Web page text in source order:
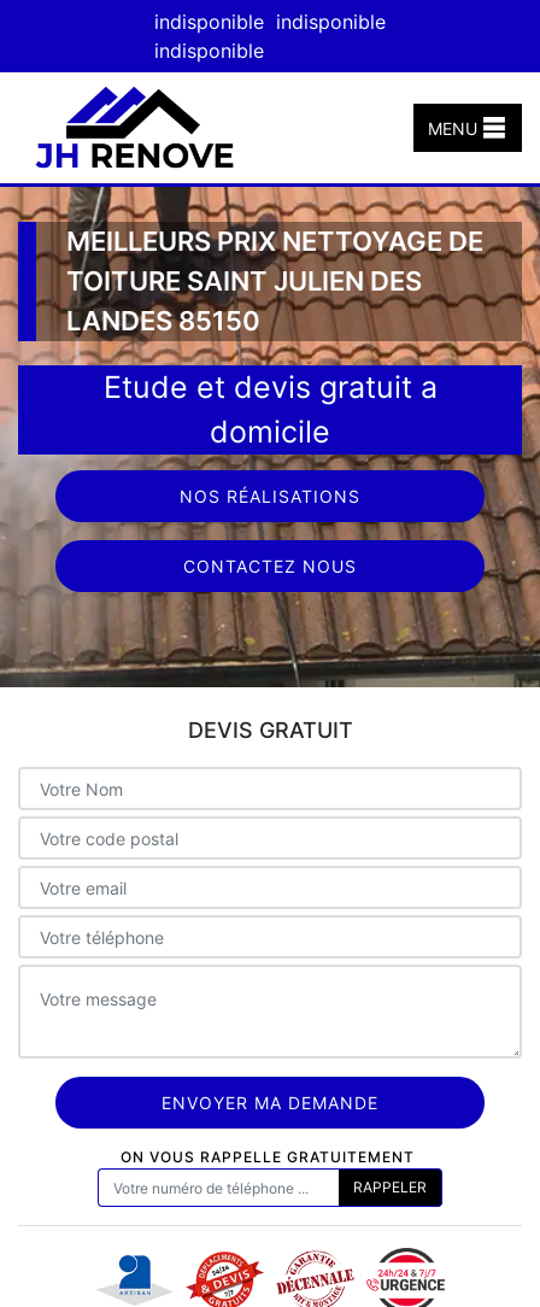
indisponible indisponible
indisponible
MENU
MEILLEURS PRIX NETTOYAGE DE
TOITURE SAINT JULIEN DES
LANDES 85150
Etude et devis gratuit a
domicile
NOS RÉALISATIONS
CONTACTEZ NOUS
DEVIS GRATUIT
ON VOUS RAPPELLE GRATUITEMENT